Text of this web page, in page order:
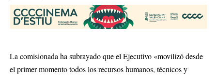
La comisionada ha subrayado que el Ejecutivo «movilizó desde
el primer momento todos los recursos humanos, técnicos y